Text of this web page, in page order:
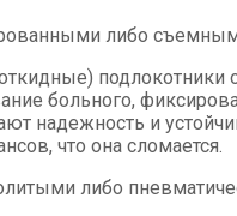
либо
подлокотники
больного,
надежность и
что она сломается.
либо